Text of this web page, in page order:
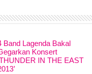
Band Lagenda Bakal
Konsert
IN THE EAST